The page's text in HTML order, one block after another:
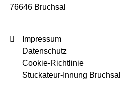
76646 Bruchsal
Impressum
Datenschutz
Cookie-Richtlinie
Stuckateur-Innung Bruchsal